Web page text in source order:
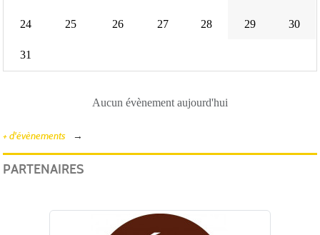
24 25 26 27 28 29 30
31
Aucun évènement aujourd'hui
+ d'évènements
PARTENAIRES